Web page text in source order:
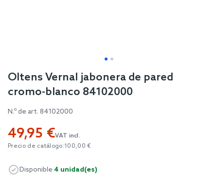
Skip
beginning
the
images
Oltens Vernal jabonera de pared
cromo-blanco 84102000
N.º de art. 84102000
49,95 €VAT incl.
Precio de catálogo:100,00 €
Disponible 4 unidad(es)